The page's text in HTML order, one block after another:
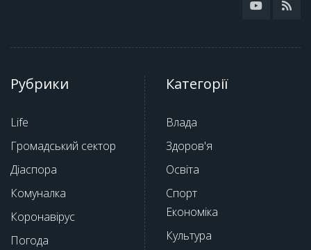
Рубрики
Life
Громадський сектор
Діаспора
Комуналка
Коронавірус
Погода
Категорії
Влада
Здоров'я
Освіта
Спорт
Економіка
Культура